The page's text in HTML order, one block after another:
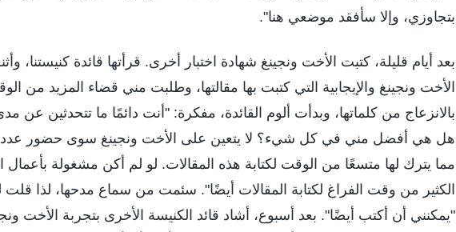
بتجاوزي، وإلا سأفقد موضعي هنا".
بعد أيام قليلة، كتبت الأخت ونجينغ شهادة اختبار أخرى. قرأتها قائدة
الأخت ونجينغ والإيجابية التي كتبت بها مقالتها، وطلبت مني قضاء المزيد
بالانزعاج من كلماتها، وبدأت ألوم القائدة، مفكرة: "أنت دائمًا ما تتحدثين عن
هل هي أفضل مني في كل شيء؟ لا يتعين على الأخت ونجينغ سوى حضور عدد
مما يترك لها متسعًا من الوقت لكتابة هذه المقالات. لو لم أكن مشغولة
الكثير من وقت الفراغ لكتابة المقالات أيضًا". سئمت من سماع مدحها، لذا
"يمكنني أن أكتب أيضًا". بعد أسبوع، أشاد قائد الكنيسة الأخرى بتجربة الأخت